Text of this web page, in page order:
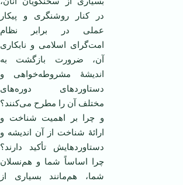
در کنار روشنگری و پیکار
عملی در برابر نظام
امت‌گرای اسلامی و نابکاری
آن، ضرورت بازگشت به
اندیشۀ مشروطه‌خواهی و
دستاوردهای دوره‌های
مختلف آن را مطرح می‌کنند؟
و چرا بر اهمیت شناخت و
ارائۀ شناخت از آن اندیشه و
دستاوردهایش تأکید دارند؟
چرا اساساً شما و هم‌نسلان
شما، هم‌مانند بسیاری از